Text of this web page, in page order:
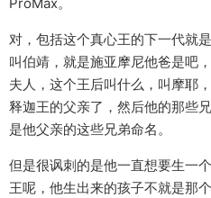
对，包括这个真心王的下一代就
叫伯靖，就是施亚摩尼他爸是吧
夫人，这个王后叫什么，叫摩耶
释迦王的父亲了，然后他的那些
是他父亲的这些兄弟命名。
但是很讽刺的是他一直想要生一
王呢，他生出来的孩子不就是那